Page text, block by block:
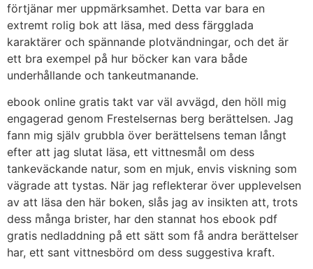
förtjänar mer uppmärksamhet. Detta var bara en
extremt rolig bok att läsa, med dess färgglada
karaktärer och spännande plotvändningar, och det är
ett bra exempel på hur böcker kan vara både
underhållande och tankeutmanande.
ebook online gratis takt var väl avvägd, den höll mig
engagerad genom Frestelsernas berg berättelsen. Jag
fann mig själv grubbla över berättelsens teman långt
efter att jag slutat läsa, ett vittnesmål om dess
tankeväckande natur, som en mjuk, envis viskning som
vägrade att tystas. När jag reflekterar över upplevelsen
av att läsa den här boken, slås jag av insikten att, trots
dess många brister, har den stannat hos ebook pdf
gratis nedladdning på ett sätt som få andra berättelser
har, ett sant vittnesbörd om dess suggestiva kraft.